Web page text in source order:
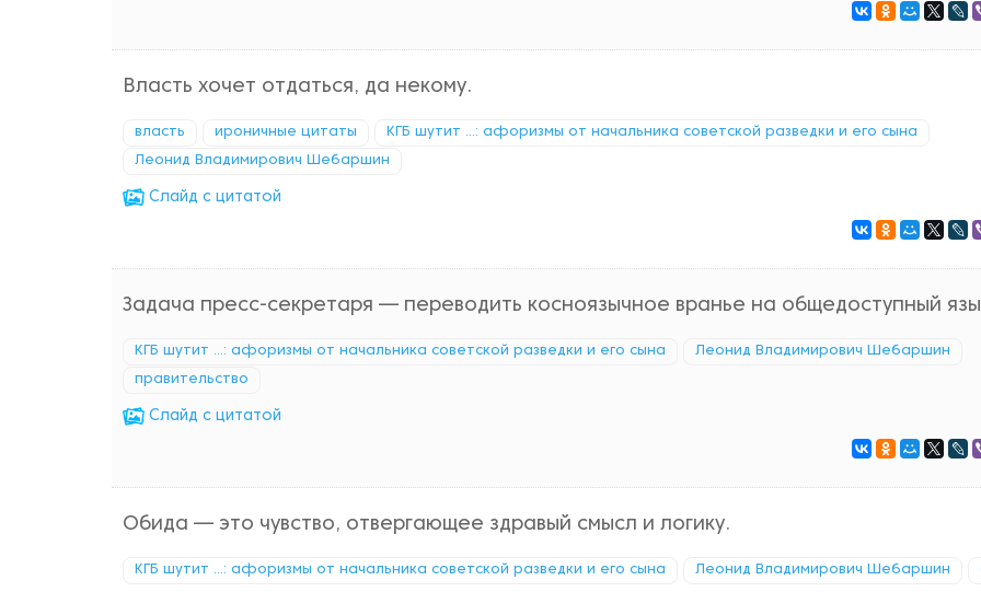
Власть хочет отдаться, да некому.
власть ироничные цитаты КГБ шутит ...: афоризмы от начальника советской разведки и его сына
Леонид Владимирович Шебаршин
Cлайд с цитатой
Задача пресс-секретаря — переводить косноязычное вранье на общедоступный
КГБ шутит ...: афоризмы от начальника советской разведки и его сына Леонид Владимирович Шебаршин
правительство
Cлайд с цитатой
Обида — это чувство, отвергающее здравый смысл и логику.
КГБ шутит ...: афоризмы от начальника советской разведки и его сына Леонид Владимирович Шебаршин